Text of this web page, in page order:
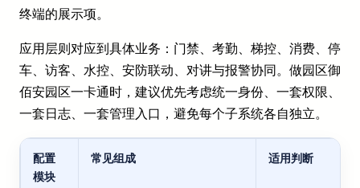
终端的展示项。
应用层则对应到具体业务：门禁、考勤、梯控、消费、停
车、访客、水控、安防联动、对讲与报警协同。做园区御
佰安园区一卡通时，建议优先考虑统一身份、一套权限、
一套日志、一套管理入口，避免每个子系统各自独立。
配置
模块
常见组成 适用判断